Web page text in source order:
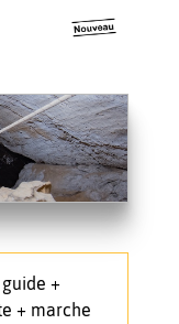
+
+ marche